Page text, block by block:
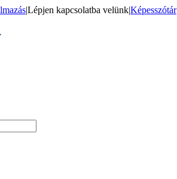
|Lépjen kapcsolatba velünk|Képesszótár